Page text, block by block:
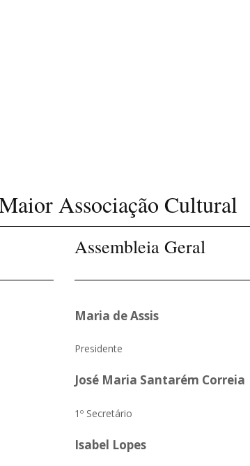
Associação Cultural
Assembleia Geral
Maria de Assis
Presidente
José Maria Santarém Correia
1º Secretário
Isabel Lopes